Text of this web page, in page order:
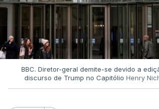
BBC. Diretor-geral demite-se devido a
discurso de Trump no Capitólio Henry